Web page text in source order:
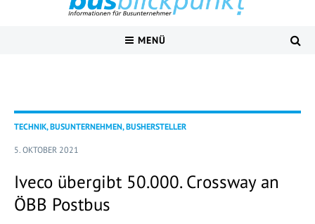
MENÜ
TECHNIK, BUSUNTERNEHMEN, BUSHERSTELLER
5. OKTOBER 2021
Iveco übergibt 50.000. Crossway an
ÖBB Postbus